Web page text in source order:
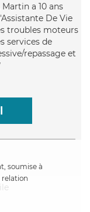
a 10 ans
De Vie
troubles moteurs
services de
repassage et
soumise à